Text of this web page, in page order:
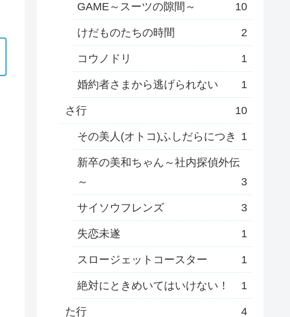
GAME～スーツの隙間～ 10
けだものたちの時間 2
コウノドリ 1
婚約者さまから逃げられない 1
さ行 10
その美人(オトコ)ふしだらにつき 1
新卒の美和ちゃん～社内探偵外伝
～
3
サイソウフレンズ 3
失恋未遂 1
スロージェットコースター 1
絶対にときめいてはいけない！ 1
た行 4